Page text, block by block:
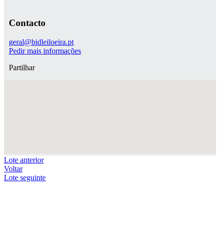
Contacto
geral@bidleiloeira.pt
Pedir mais informações
Partilhar
Lote anterior
Voltar
Lote seguinte